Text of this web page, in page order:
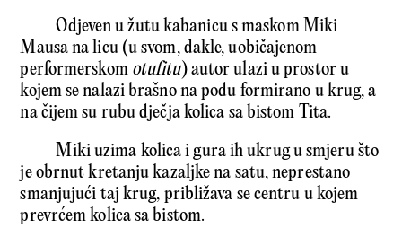
Odjeven u žutu kabanicu s maskom Miki
Mausa na licu (u svom, dakle, uobičajenom
performerskom otufitu) autor ulazi u prostor u
kojem se nalazi brašno na podu formirano u krug, a
na čijem su rubu dječja kolica sa bistom Tita.
Miki uzima kolica i gura ih ukrug u smjeru što
je obrnut kretanju kazaljke na satu, neprestano
smanjujući taj krug, približava se centru u kojem
prevrćem kolica sa bistom.